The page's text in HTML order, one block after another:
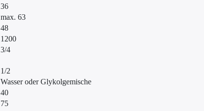
36
max. 63
48
1200
3/4
1/2
Wasser oder Glykolgemische
40
75